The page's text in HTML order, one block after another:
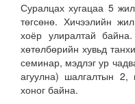
Суралцах хугацаа 5
төгсөнө. Хичээлийн
хоёр улиралтай
хөтөлбөрийн хувьд
семинар, мэдлэг ур
агуулна) шалгалтын 2,
хоног байна.